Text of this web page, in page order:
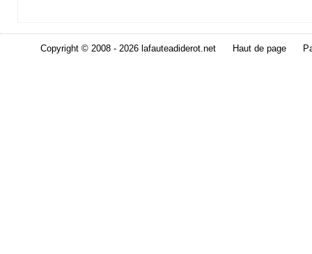
Copyright © 2008 - 2026 lafauteadiderot.net Haut de page